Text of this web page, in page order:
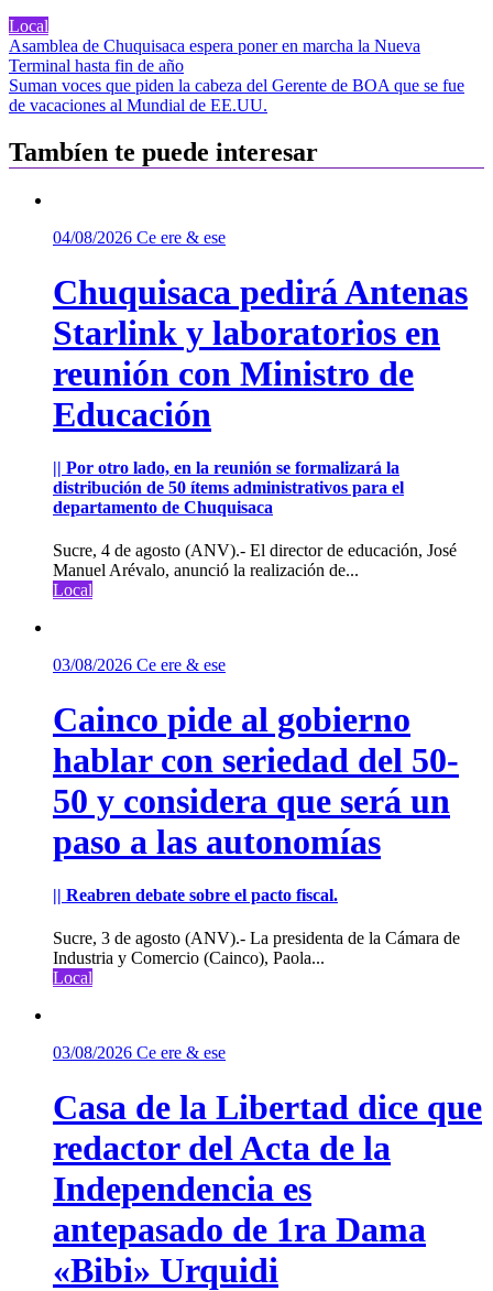
Local
Navegación
de
entradas
Asamblea de Chuquisaca espera poner en marcha la Nueva
Terminal hasta fin de año
Suman voces que piden la cabeza del Gerente de BOA que se fue
de vacaciones al Mundial de EE.UU.
Tambíen te puede interesar
04/08/2026 Ce ere & ese
Chuquisaca pedirá Antenas
Starlink y laboratorios en
reunión con Ministro de
Educación
|| Por otro lado, en la reunión se formalizará la
distribución de 50 ítems administrativos para el
departamento de Chuquisaca
Sucre, 4 de agosto (ANV).- El director de educación, José
Manuel Arévalo, anunció la realización de...
Local
03/08/2026 Ce ere & ese
Cainco pide al gobierno
hablar con seriedad del 50-
50 y considera que será un
paso a las autonomías
|| Reabren debate sobre el pacto fiscal.
Sucre, 3 de agosto (ANV).- La presidenta de la Cámara de
Industria y Comercio (Cainco), Paola...
Local
03/08/2026 Ce ere & ese
Casa de la Libertad dice que
redactor del Acta de la
Independencia es
antepasado de 1ra Dama
«Bibi» Urquidi